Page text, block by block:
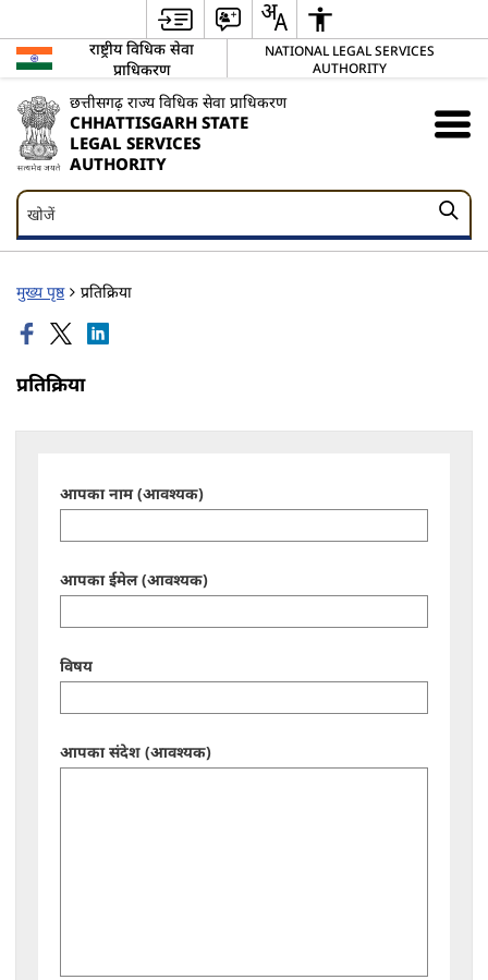
राष्ट्रीय विधिक सेवा
प्राधिकरण
NATIONAL LEGAL SERVICES
AUTHORITY
छत्तीसगढ़ राज्य विधिक सेवा प्राधिकरण
CHHATTISGARH STATE
LEGAL SERVICES
AUTHORITY
खोजें
खोजें
मुख्य पृष्ठ प्रतिक्रिया
प्रतिक्रिया
आपका नाम (आवश्यक)
आपका ईमेल (आवश्यक)
विषय
आपका संदेश (आवश्यक)